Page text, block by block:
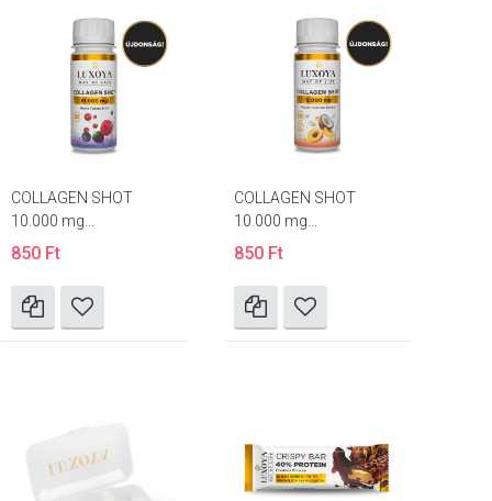
COLLAGEN SHOT
10.000 mg...
850 Ft
COLLAGEN SHOT
10.000 mg...
850 Ft